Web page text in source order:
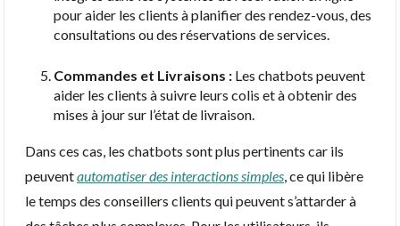
pour aider les clients à planifier des rendez-vous, des
consultations ou des réservations de services.
Commandes et Livraisons : Les chatbots peuvent
aider les clients à suivre leurs colis et à obtenir des
mises à jour sur l’état de livraison.
Dans ces cas, les chatbots sont plus pertinents car ils
peuventautomatiser des interactions simples , ce qui libère
le temps des conseillers clients qui peuvent s’attarder à